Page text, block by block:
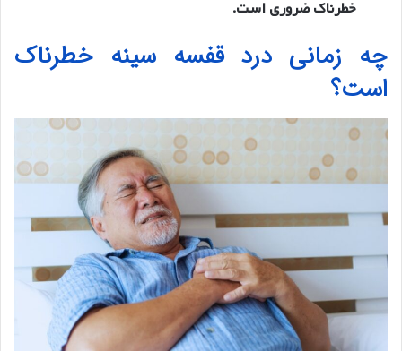
خطرناک ضروری است.
چه زمانی درد قفسه سینه خطرناک
است؟